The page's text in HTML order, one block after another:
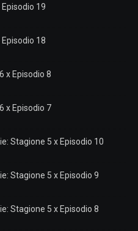
19
18
x Episodio 8
x Episodio 7
Stagione 5 x Episodio 10
Stagione 5 x Episodio 9
Stagione 5 x Episodio 8